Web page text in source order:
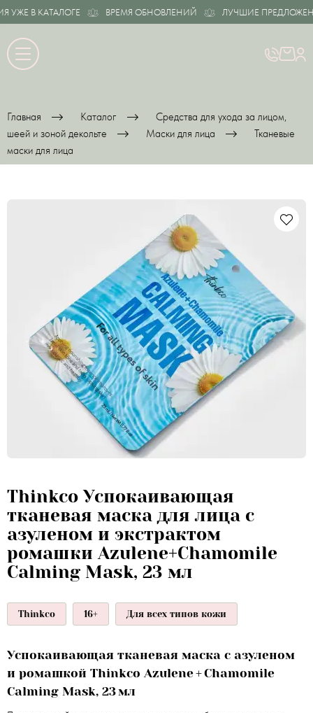
В КАТАЛОГЕ ВРЕМЯ ОБНОВЛЕНИЙ ЛУЧШИЕ
Главная Каталог
Средства для ухода за лицом,
шеей и зоной декольте
Маски для лица
Тканевые
маски для лица
Thinkco Успокаивающая
тканевая маска для лица с
азуленом и экстрактом
ромашки Azulene+Chamomile
Calming Mask, 23 мл
Thinkco 16+ Для всех типов кожи
Успокаивающая тканевая маска с азуленом
и ромашкой Thinkco Azulene + Chamomile
Calming Mask, 23 мл